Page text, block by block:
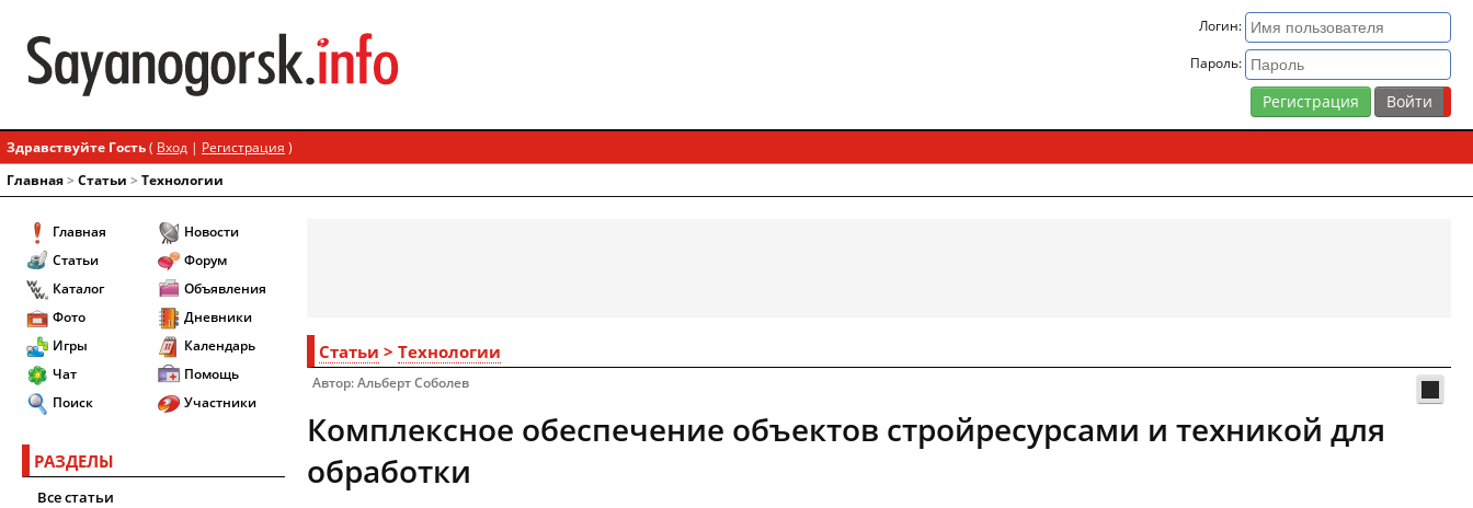
Логин:
Пароль:
Регистрация
Здравствуйте Гость( Вход | Регистрация )
Главная> Статьи > Технологии
Главная
Статьи
Каталог
Фото
Игры
Чат
Поиск
Новости
Форум
Объявления
Дневники
Календарь
Помощь
Участники
РАЗДЕЛЫ
Все статьи
Статьи > Технологии
Автор: Альберт Соболев
Комплексное обеспечение объектов стройресурсами и техникой для
обработки